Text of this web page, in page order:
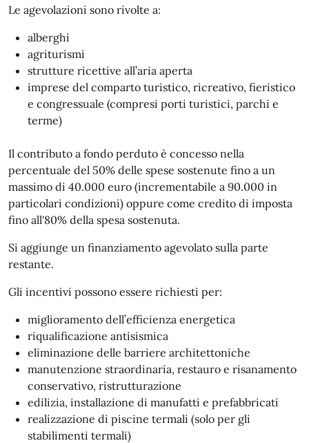
Le agevolazioni sono rivolte a:
alberghi
agriturismi
strutture ricettive all’aria aperta
imprese del comparto turistico, ricreativo, fieristico
e congressuale (compresi porti turistici, parchi e
terme)
Il contributo a fondo perduto è concesso nella
percentuale del 50% delle spese sostenute fino a un
massimo di 40.000 euro (incrementabile a 90.000 in
particolari condizioni) oppure come credito di imposta
fino all'80% della spesa sostenuta.
Si aggiunge un finanziamento agevolato sulla parte
restante.
Gli incentivi possono essere richiesti per:
miglioramento dell’efficienza energetica
riqualificazione antisismica
eliminazione delle barriere architettoniche
manutenzione straordinaria, restauro e risanamento
conservativo, ristrutturazione
edilizia, installazione di manufatti e prefabbricati
realizzazione di piscine termali (solo per gli
stabilimenti termali)